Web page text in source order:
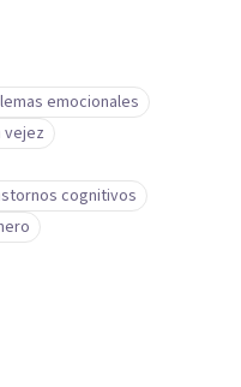
emocionales
vejez
cognitivos